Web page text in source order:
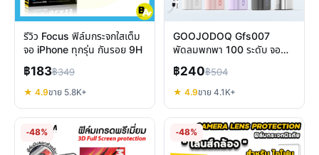
รีวิว Focus ฟิล์มกระจกใสเต็ม
จอ iPhone ทุกรุ่น กันรอย 9H
฿183฿349
★ 4.9ขาย 5.8K+
GOOJODOQ Gfs007
พัดลมพกพา 100 ระดับ จอ
LED แบต 4000mAh คลาย
ร้อนได้ทุกที่
฿240฿504
★ 4.9ขาย 4.1K+
-48% -48%